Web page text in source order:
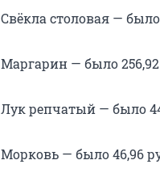
Свёкла столовая — было
Маргарин — было 256,92
Лук репчатый — было
Морковь — было 46,96